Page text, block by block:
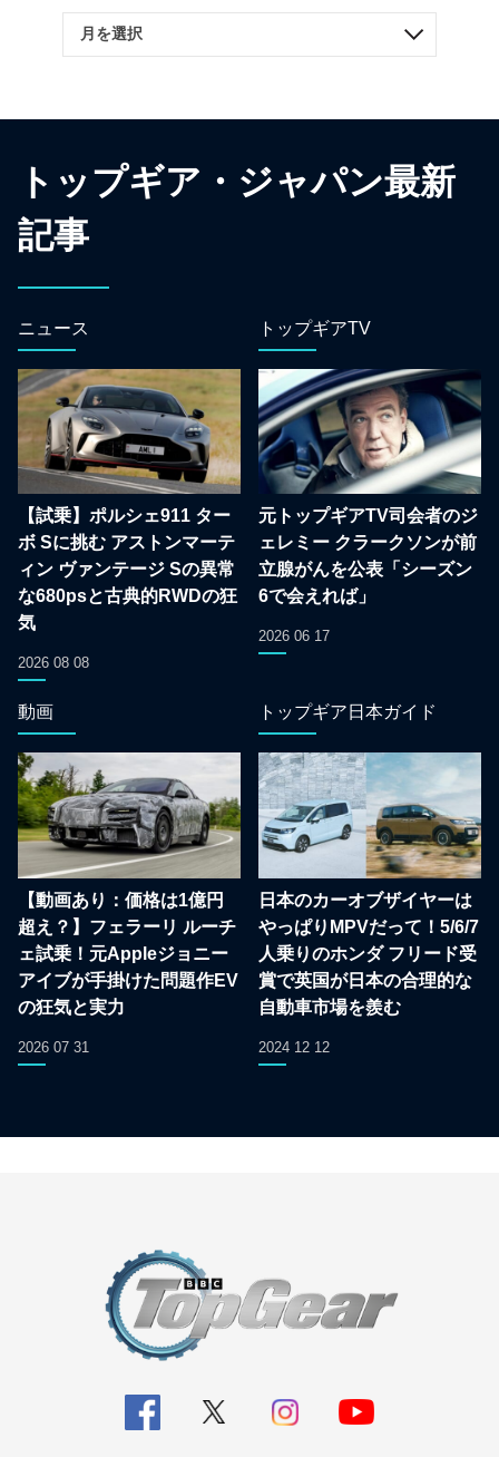
トップギア・ジャパン最新
記事
ニュース
【試乗】ポルシェ911 ター
ボ Sに挑む アストンマーテ
ィン ヴァンテージ Sの異常
な680psと古典的RWDの狂
気
2026 08 08
トップギアTV
元トップギアTV司会者のジ
ェレミー クラークソンが前
立腺がんを公表「シーズン
6で会えれば」
2026 06 17
動画
【動画あり：価格は1億円
超え？】フェラーリ ルーチ
ェ試乗！元Appleジョニー
アイブが手掛けた問題作EV
の狂気と実力
2026 07 31
トップギア日本ガイド
日本のカーオブザイヤーは
やっぱりMPVだって！5/6/7
人乗りのホンダ フリード受
賞で英国が日本の合理的な
自動車市場を羨む
2024 12 12